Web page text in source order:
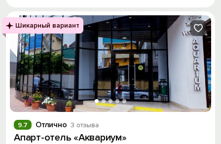
Шикарный вариант
Отлично 3 отзыва
9.7
Апарт-отель «Аквариум»